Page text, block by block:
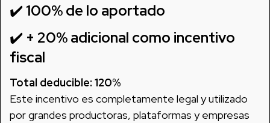
✔️ 100% de lo aportado
✔️ + 20% adicional como incentivo
fiscal
Total deducible: 120%
Este incentivo es completamente legal y utilizado
por grandes productoras, plataformas y empresas